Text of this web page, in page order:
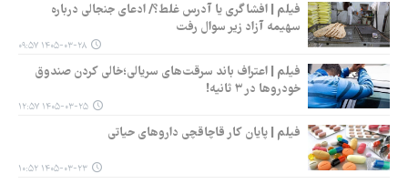
فیلم | افشاگری یا آدرس غلط؟/ ادعای جنجالی درباره
سهیمه آزاد زیر سوال رفت
۱۴۰۵-۰۳-۲۸ ۰۹:۵۷
فیلم | اعتراف باند سرقت‌های سریالی؛خالی کردن صندوق
خودروها در ۳ ثانیه!
۱۴۰۵-۰۳-۲۵ ۱۲:۵۷
فیلم | پایان کار قاچاقچی داروهای حیاتی
۱۴۰۵-۰۳-۲۳ ۱۰:۵۲